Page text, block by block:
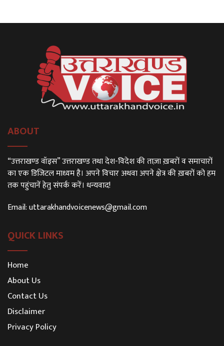
ABOUT
“उत्तराखण्ड वॉइस” उत्तराखण्ड तथा देश-विदेश की ताज़ा ख़बरों व समाचारों
का एक डिजिटल माध्यम है। अपने विचार अथवा अपने क्षेत्र की ख़बरों को हम
तक पहुंचानें हेतु संपर्क करें। धन्यवाद!
Email:uttarakhandvoicenews@gmail.com
QUICK LINKS
Home
About Us
Contact Us
Disclaimer
Privacy Policy